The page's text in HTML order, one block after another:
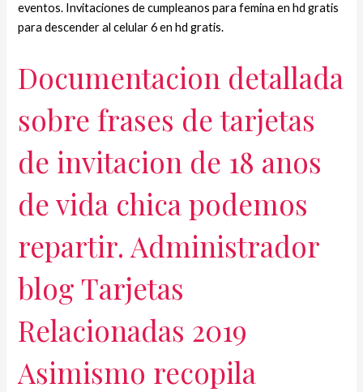
eventos. Invitaciones de cumpleanos para femina en hd gratis
para descender al celular 6 en hd gratis.
Documentacion detallada
sobre frases de tarjetas
de invitacion de 18 anos
de vida chica podemos
repartir. Administrador
blog Tarjetas
Relacionadas 2019
Asimismo recopila